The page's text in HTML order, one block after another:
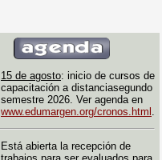
15 de agosto: inicio de cursos de
capacitación a distanciasegundo
semestre 2026. Ver agenda en
www.edumargen.org/cronos.html .
Está abierta la recepción de